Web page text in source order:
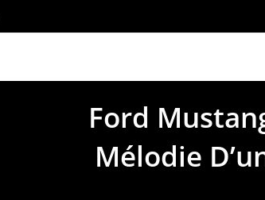
Ford
Mélodie